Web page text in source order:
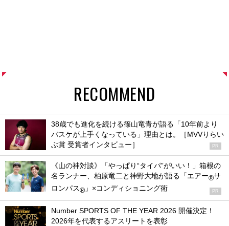
RECOMMEND
38歳でも進化を続ける篠山竜青が語る「10年前より
バスケが上手くなっている」理由とは。［MVVりらい
ぶ賞 受賞者インタビュー］
PR
《山の神対談》「やっぱり“タイパ”がいい！」箱根の
名ランナー、柏原竜二と神野大地が語る「エアー®サ
ロンパス® 」×コンディショニング術 PR
Number SPORTS OF THE YEAR 2026 開催決定！
2026年を代表するアスリートを表彰